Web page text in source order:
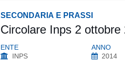
SECONDARIA E PRASSI
Circolare Inps 2 ottobre
ENTE
INPS
ANNO
2014